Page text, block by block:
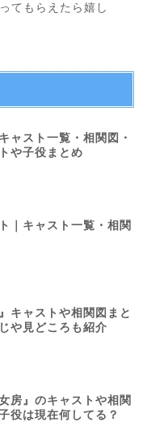
てもらえたら嬉し
ャスト一覧・相関図・
や子役まとめ
｜キャスト一覧・相関
キャストや相関図まと
や見どころも紹介
房』のキャストや相関
役は現在何してる？